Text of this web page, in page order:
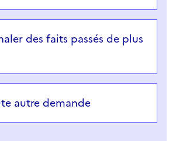
des faits passés de plus
autre demande